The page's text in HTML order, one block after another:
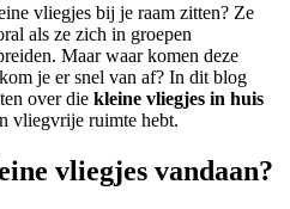
vliegjes bij je raam zitten? Ze
als ze zich in groepen
Maar waar komen deze
je er snel van af? In dit blog
over die kleine vliegjes in huis
vliegvrije ruimte hebt.
vliegjes vandaan?